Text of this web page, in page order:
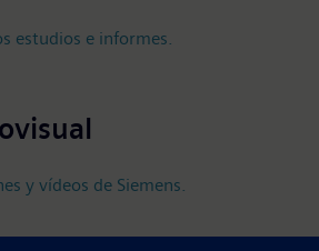
estudios e informes.
y vídeos de Siemens.